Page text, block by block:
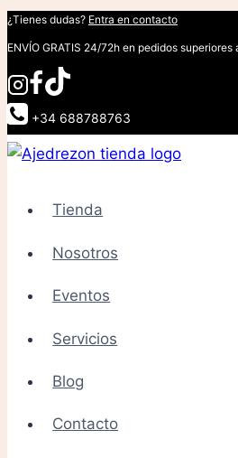
Saltar
al
contenido
¿Tienes dudas? Entra en contacto
ENVÍO GRATIS 24/72h en pedidos
+34 688788763
Tienda
Nosotros
Eventos
Servicios
Blog
Contacto